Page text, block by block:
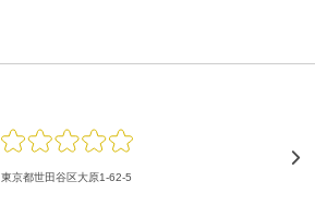
東京都世田谷区大原1-62-5